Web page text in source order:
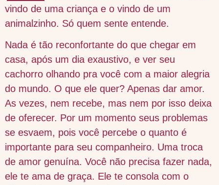
vindo de uma criança e o vindo de um
animalzinho. Só quem sente entende.
Nada é tão reconfortante do que chegar em
casa, após um dia exaustivo, e ver seu
cachorro olhando pra você com a maior alegria
do mundo. O que ele quer? Apenas dar amor.
As vezes, nem recebe, mas nem por isso deixa
de oferecer. Por um momento seus problemas
se esvaem, pois você percebe o quanto é
importante para seu companheiro. Uma troca
de amor genuína. Você não precisa fazer nada,
ele te ama de graça. Ele te consola com o